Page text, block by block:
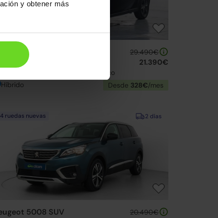
y obtener más
Business 2WD
| 62.800km | 184CV | Automático
29.490€
21.390€
Híbrido Desde 328€/mes
2 días
4 ruedas nuevas
5008 SUV 20.490€